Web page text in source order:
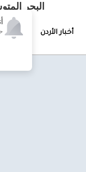
البحر
أخبار الأردن